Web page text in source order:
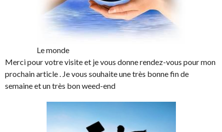
Le monde
Merci pour votre visite et je vous donne rendez-vous pour mon
prochain article . Je vous souhaite une très bonne fin de
semaine et un très bon weed-end